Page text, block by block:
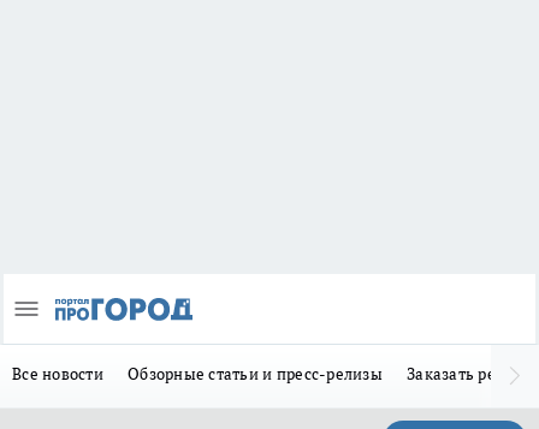
Все новости Обзорные статьи и пресс-релизы Заказать